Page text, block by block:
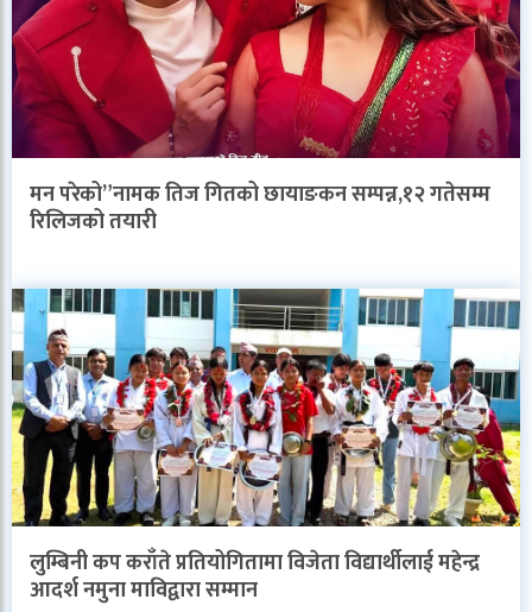
मन परेको”नामक तिज गितको छायाङकन सम्पन्न,१२ गतेसम्म
रिलिजको तयारी
लुम्बिनी कप कराँते प्रतियोगितामा विजेता विद्यार्थीलाई महेन्द्र
आदर्श नमुना माविद्वारा सम्मान